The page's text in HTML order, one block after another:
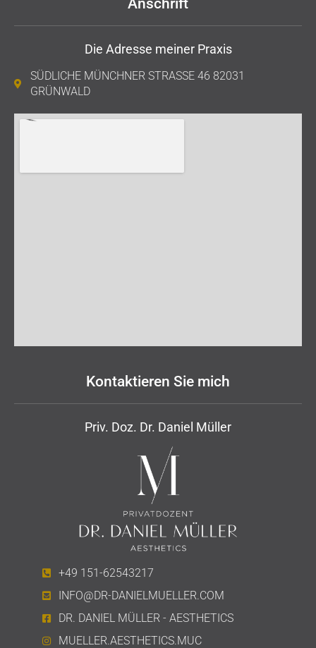
Die Adresse meiner Praxis
SÜDLICHE MÜNCHNER STRASSE 46 82031 G
RÜNWALD
Kontaktieren Sie mich
Priv. Doz. Dr. Daniel Müller
+49 151-62543217
INFO@DR-DANIELMUELLER.COM
DR. DANIEL MÜLLER - AESTHETICS
MUELLER.AESTHETICS.MUC